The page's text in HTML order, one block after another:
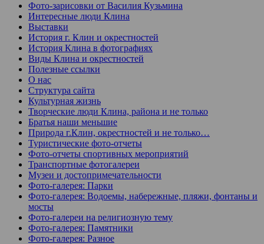
Фото-зарисовки от Василия Кузьмина
Интересные люди Клина
Выставки
История г. Клин и окрестностей
История Клина в фотографиях
Виды Клина и окрестностей
Полезные ссылки
О нас
Структура сайта
Культурная жизнь
Творческие люди Клина, района и не только
Братья наши меньшие
Природа г.Клин, окрестностей и не только…
Туристические фото-отчеты
Фото-отчеты спортивных мероприятий
Транспортные фотогалереи
Музеи и достопримечательности
Фото-галерея: Парки
Фото-галерея: Водоемы, набережные, пляжи, фонтаны и
мосты
Фото-галереи на религиозную тему
Фото-галерея: Памятники
Фото-галерея: Разное